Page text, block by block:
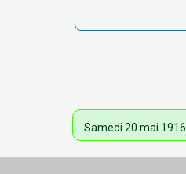
Samedi 20 mai 1916